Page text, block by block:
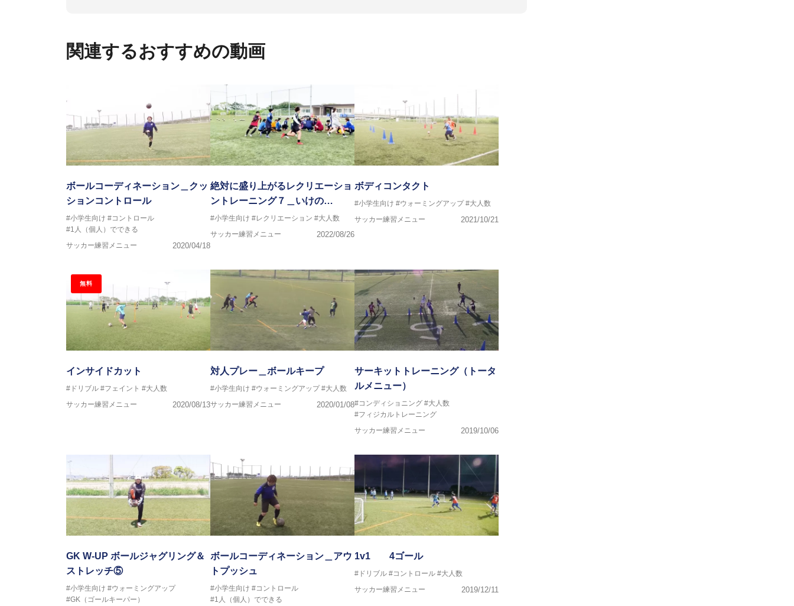
関連するおすすめの動画
ボールコーディネーション＿クッ
ションコントロール
#小学生向け #コントロール
#1人（個人）でできる
サッカー練習メニュー
2020/04/18
絶対に盛り上がるレクリエーショ
ントレーニング７＿いけの…
#小学生向け #レクリエーション #大人数
サッカー練習メニュー
2022/08/26
ボディコンタクト
#小学生向け #ウォーミングアップ #大人数
サッカー練習メニュー
2021/10/21
無料
インサイドカット
#ドリブル #フェイント #大人数
サッカー練習メニュー
2020/08/13
対人プレー＿ボールキープ
#小学生向け #ウォーミングアップ #大人数
サッカー練習メニュー
2020/01/08
サーキットトレーニング（トータ
ルメニュー）
#コンディショニング #大人数
#フィジカルトレーニング
サッカー練習メニュー
2019/10/06
GK W-UP ボールジャグリング＆
ストレッチ⑤
#小学生向け #ウォーミングアップ
#GK（ゴールキーパー）
ボールコーディネーション＿アウ
トプッシュ
#小学生向け #コントロール
#1人（個人）でできる
1v1 4ゴール
#ドリブル #コントロール #大人数
サッカー練習メニュー
2019/12/11